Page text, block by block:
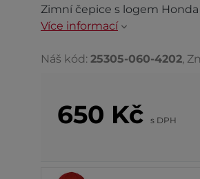
Zimní čepice s logem Honda
Více informací
Náš kód: 25305-060-4202,
650 Kč s DPH